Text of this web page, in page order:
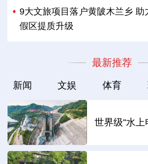
9大文旅项目落户黄陂木兰乡 助
假区提质升级
最新推荐
新闻 文娱 体育
世界级“水上